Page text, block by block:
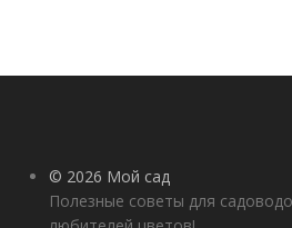
© 2026 Мой сад
Полезные советы для